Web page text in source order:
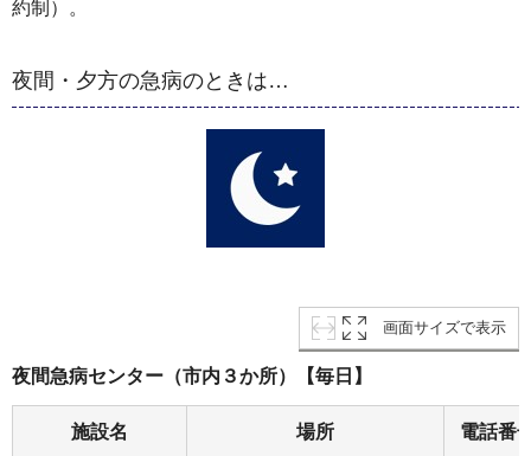
約制）。
夜間・夕方の急病のときは…
画面サイズで表示
夜間急病センター（市内３か所）【毎日】
施設名 場所 電話番